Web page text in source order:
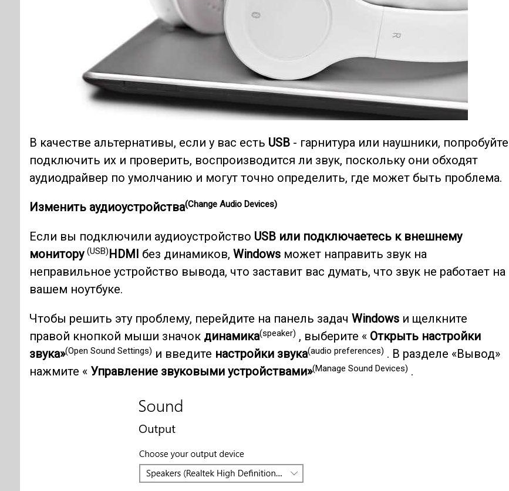
В качестве альтернативы, если у вас есть USB- гарнитура или наушники, попробуйте
подключить их и проверить, воспроизводится ли звук, поскольку они обходят
аудиодрайвер по умолчанию и могут точно определить, где может быть проблема.
Изменить аудиоустройства(Change Audio Devices)
Если вы подключили аудиоустройство USB или подключаетесь к внешнему
монитору (USB)HDMI без динамиков, Windowsможет направить звук на
неправильное устройство вывода, что заставит вас думать, что звук не работает на
вашем ноутбуке.
Чтобы решить эту проблему, перейдите на панель задач Windowsи щелкните
правой кнопкой мыши значок динамика(speaker) , выберите « Открыть настройки
звука»(Open Sound Settings) и введите настройки звука(audio preferences) . В разделе «Вывод»
нажмите « Управление звуковыми устройствами»(Manage Sound Devices) .